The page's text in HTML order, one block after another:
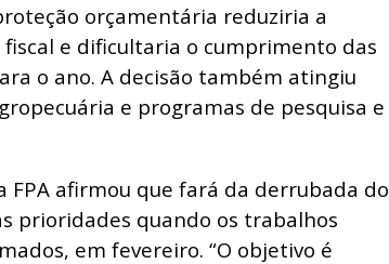
orçamentária reduziria a
e dificultaria o cumprimento das
o ano. A decisão também atingiu
e programas de pesquisa e
FPA afirmou que fará da derrubada do
prioridades quando os trabalhos
em fevereiro. “O objetivo é